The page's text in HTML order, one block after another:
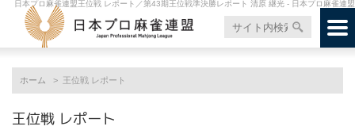
日本プロ麻雀連盟王位戦 レポート／第43期王位戦準決勝レポート 清原 継光 - 日本プロ麻雀連盟
ホーム 王位戦 レポート
王位戦 レポート